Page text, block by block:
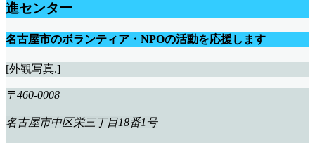
進センター
名古屋市のボランティア・NPOの活動を応援します
[外観写真.]
〒460-0008
名古屋市中区栄三丁目18番1号